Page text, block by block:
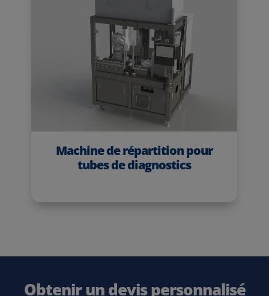
Machine de répartition pour
tubes de diagnostics
Obtenir un devis personnalisé